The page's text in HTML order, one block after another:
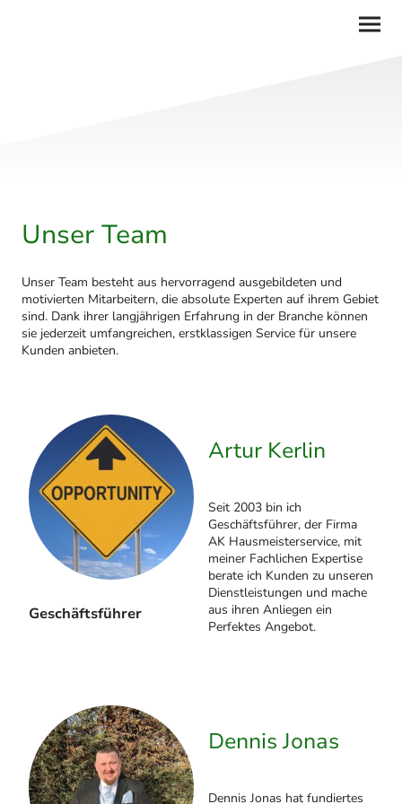
Unser Team
Unser Team besteht aus hervorragend ausgebildeten und
motivierten Mitarbeitern, die absolute Experten auf ihrem Gebiet
sind. Dank ihrer langjährigen Erfahrung in der Branche können
sie jederzeit umfangreichen, erstklassigen Service für unsere
Kunden anbieten.
Geschäftsführer
Artur Kerlin
Seit 2003 bin ich
Geschäftsführer, der Firma
AK Hausmeisterservice, mit
meiner Fachlichen Expertise
berate ich Kunden zu unseren
Dienstleistungen und mache
aus ihren Anliegen ein
Perfektes Angebot.
Dennis Jonas
Dennis Jonas hat fundiertes